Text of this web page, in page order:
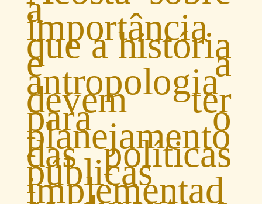
a
importância
que a história
e a
antropologia
devem ter
para o
planejamento
das políticas
públicas
implementad